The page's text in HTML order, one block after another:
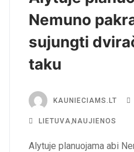
Nemuno
sujungti
taku
KAUNIECIAMS.LT
LIETUVA NAUJIENOS
Alytuje planuojama abi